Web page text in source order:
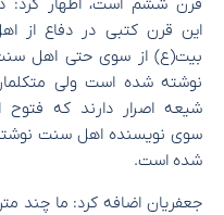
قرن ششم است، اظهار کرد:
این قرن کتبی در دفاع از
بیت(ع) از سوی حتی اهل
نوشته شده است ولی
شیعه اصرار دارند که فتوح
سوی نویسنده اهل سنت
شده است.
جعفریان اضافه کرد: ما چند